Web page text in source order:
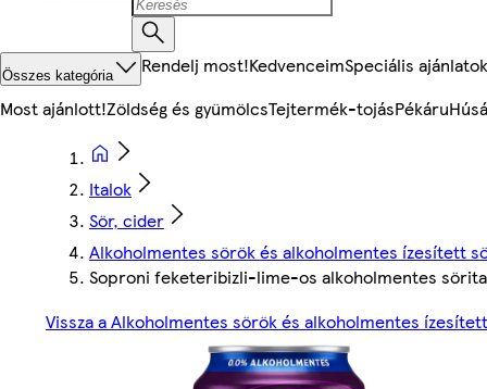
Összes kategória Rendelj most!KedvenceimSpeciális ajánlatok
Most ajánlott!Zöldség és gyümölcsTejtermék-tojásPékáru
Italok
Sör, cider
Alkoholmentes sörök és alkoholmentes ízesített
Soproni feketeribizli-lime-os alkoholmentes
Vissza a Alkoholmentes sörök és alkoholmentes